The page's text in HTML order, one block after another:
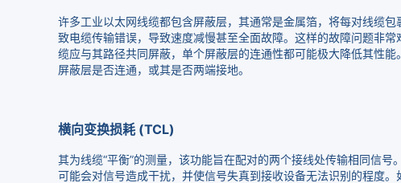
许多工业以太网线缆都包含屏蔽层，其通常是金属箔，将每对线缆
致电缆传输错误，导致速度减慢甚至全面故障。这样的故障问题非
缆应与其路径共同屏蔽，单个屏蔽层的连通性都可能极大降低其性
屏蔽层是否连通，或其是否两端接地。
横向变换损耗 (TCL)
其为线缆“平衡”的测量，该功能旨在配对的两个接线处传输相同信
可能会对信号造成干扰，并使信号失真到接收设备无法识别的程度